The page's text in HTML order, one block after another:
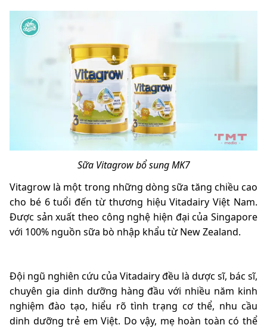
Sữa Vitagrow bổ sung MK7
Vitagrow là một trong những dòng sữa tăng chiều cao
cho bé 6 tuổi đến từ thương hiệu Vitadairy Việt Nam.
Được sản xuất theo công nghệ hiện đại của Singapore
với 100% nguồn sữa bò nhập khẩu từ New Zealand.
Đội ngũ nghiên cứu của Vitadairy đều là dược sĩ, bác sĩ,
chuyên gia dinh dưỡng hàng đầu với nhiều năm kinh
nghiệm đào tạo, hiểu rõ tình trạng cơ thể, nhu cầu
dinh dưỡng trẻ em Việt. Do vậy, mẹ hoàn toàn có thể